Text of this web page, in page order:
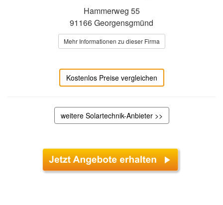
Hammerweg 55
91166 Georgensgmünd
Mehr Informationen zu dieser Firma
Kostenlos Preise vergleichen
weitere Solartechnik-Anbieter >>